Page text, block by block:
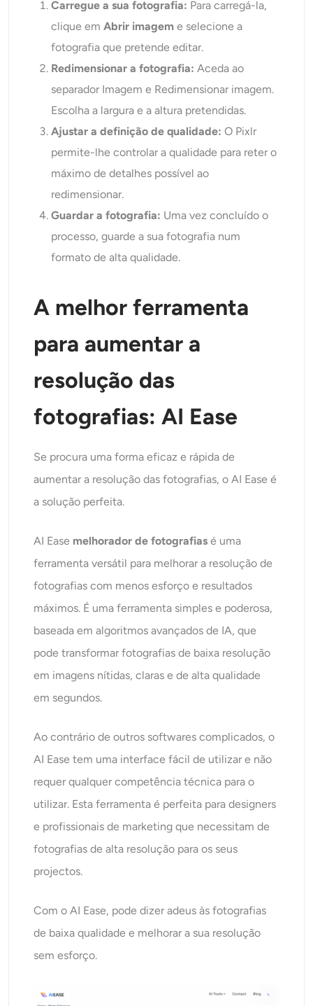
Carregue a sua fotografia: Para carregá-la,
clique emAbrir imagem e selecione a
fotografia que pretende editar.
Redimensionar a fotografia: Aceda ao
separador Imagem e Redimensionar imagem.
Escolha a largura e a altura pretendidas.
Ajustar a definição de qualidade:O Pixlr
permite-lhe controlar a qualidade para reter o
máximo de detalhes possível ao
redimensionar.
Guardar a fotografia: Uma vez concluído o
processo, guarde a sua fotografia num
formato de alta qualidade.
A melhor ferramenta
para aumentar a
resolução das
fotografias: AI Ease
Se procura uma forma eficaz e rápida de
aumentar a resolução das fotografias, o AI Ease é
a solução perfeita.
AI Ease melhorador de fotografias é uma
ferramenta versátil para melhorar a resolução de
fotografias com menos esforço e resultados
máximos. É uma ferramenta simples e poderosa,
baseada em algoritmos avançados de IA, que
pode transformar fotografias de baixa resolução
em imagens nítidas, claras e de alta qualidade
em segundos.
Ao contrário de outros softwares complicados, o
AI Ease tem uma interface fácil de utilizar e não
requer qualquer competência técnica para o
utilizar. Esta ferramenta é perfeita para designers
e profissionais de marketing que necessitam de
fotografias de alta resolução para os seus
projectos.
Com o AI Ease, pode dizer adeus às fotografias
de baixa qualidade e melhorar a sua resolução
sem esforço.